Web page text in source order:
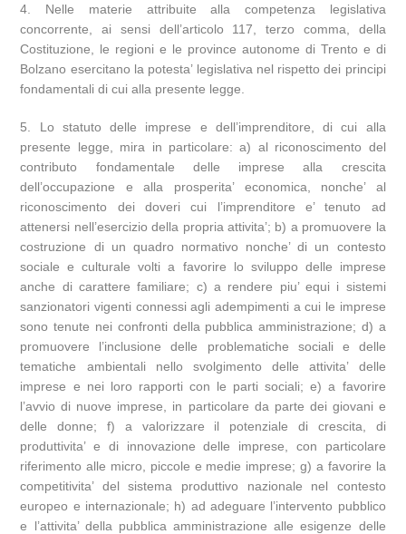
4. Nelle materie attribuite alla competenza legislativa
concorrente, ai sensi dell’articolo 117, terzo comma, della
Costituzione, le regioni e le province autonome di Trento e di
Bolzano esercitano la potesta’ legislativa nel rispetto dei principi
fondamentali di cui alla presente legge.
5. Lo statuto delle imprese e dell’imprenditore, di cui alla
presente legge, mira in particolare: a) al riconoscimento del
contributo fondamentale delle imprese alla crescita
dell’occupazione e alla prosperita’ economica, nonche’ al
riconoscimento dei doveri cui l’imprenditore e’ tenuto ad
attenersi nell’esercizio della propria attivita’; b) a promuovere la
costruzione di un quadro normativo nonche’ di un contesto
sociale e culturale volti a favorire lo sviluppo delle imprese
anche di carattere familiare; c) a rendere piu’ equi i sistemi
sanzionatori vigenti connessi agli adempimenti a cui le imprese
sono tenute nei confronti della pubblica amministrazione; d) a
promuovere l’inclusione delle problematiche sociali e delle
tematiche ambientali nello svolgimento delle attivita’ delle
imprese e nei loro rapporti con le parti sociali; e) a favorire
l’avvio di nuove imprese, in particolare da parte dei giovani e
delle donne; f) a valorizzare il potenziale di crescita, di
produttivita’ e di innovazione delle imprese, con particolare
riferimento alle micro, piccole e medie imprese; g) a favorire la
competitivita’ del sistema produttivo nazionale nel contesto
europeo e internazionale; h) ad adeguare l’intervento pubblico
e l’attivita’ della pubblica amministrazione alle esigenze delle